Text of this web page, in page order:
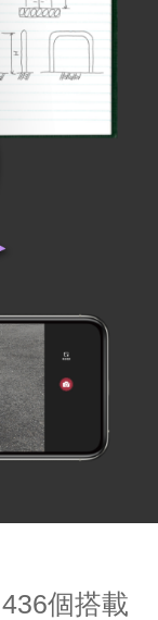
436個搭載